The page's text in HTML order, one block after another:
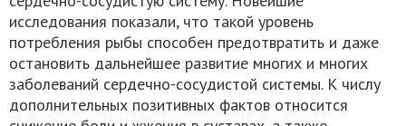
исследования показали, что такой уровень
потребления рыбы способен предотвратить и даже
остановить дальнейшее развитие многих и многих
заболеваний сердечно-сосудистой системы. К числу
дополнительных позитивных фактов относится